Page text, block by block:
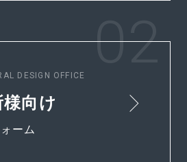
DESIGN OFFICE
向け
ーム